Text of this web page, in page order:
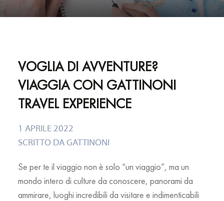
VOGLIA DI AVVENTURE?
VIAGGIA CON GATTINONI
TRAVEL EXPERIENCE
1 APRILE 2022
SCRITTO DAGATTINONI
Se per te il viaggio non è solo “un viaggio”, ma un
mondo intero di culture da conoscere, panorami da
ammirare, luoghi incredibili da visitare e indimenticabili